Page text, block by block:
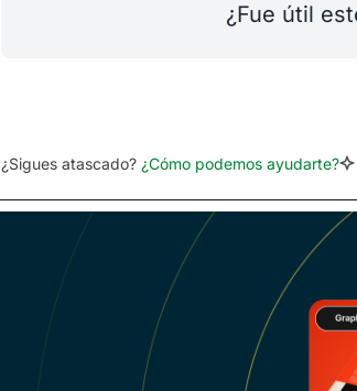
¿Fue útil
¿Sigues atascado? ¿Cómo podemos ayudarte?